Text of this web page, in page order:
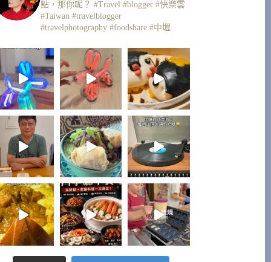
點，那你呢？ #Travel #blogger #快樂雲
#Taiwan #travelblogger
#travelphotography #foodshare #中壢